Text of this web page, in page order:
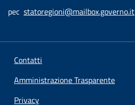
pec statoregioni@mailbox.governo.it
Contatti
Amministrazione Trasparente
Privacy